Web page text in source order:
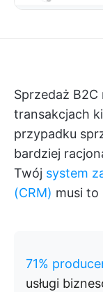
Sprzedaż B2C
transakcjach
przypadku
bardziej
Twój system
(CRM) musi to
71%
usługi